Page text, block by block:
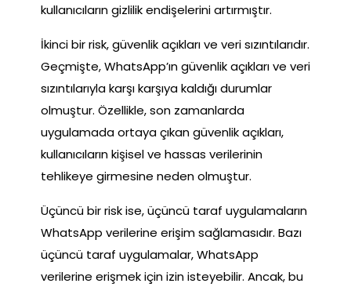
kullanıcıların gizlilik endişelerini artırmıştır.
İkinci bir risk, güvenlik açıkları ve veri sızıntılarıdır.
Geçmişte, WhatsApp’ın güvenlik açıkları ve veri
sızıntılarıyla karşı karşıya kaldığı durumlar
olmuştur. Özellikle, son zamanlarda
uygulamada ortaya çıkan güvenlik açıkları,
kullanıcıların kişisel ve hassas verilerinin
tehlikeye girmesine neden olmuştur.
Üçüncü bir risk ise, üçüncü taraf uygulamaların
WhatsApp verilerine erişim sağlamasıdır. Bazı
üçüncü taraf uygulamalar, WhatsApp
verilerine erişmek için izin isteyebilir. Ancak, bu